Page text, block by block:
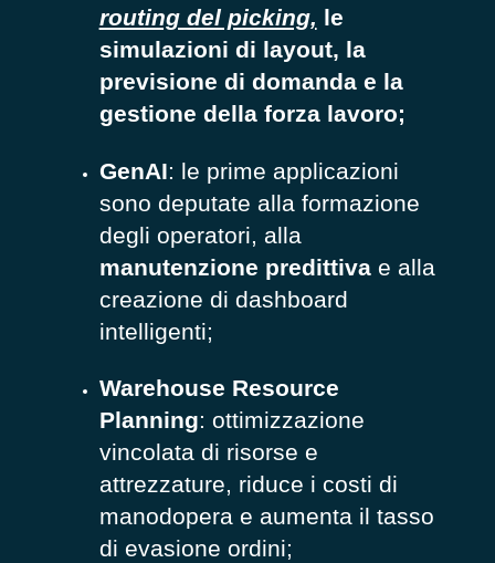
routing del picking, le
simulazioni di layout, la
previsione di domanda e la
gestione della forza lavoro;
GenAI: le prime applicazioni
sono deputate alla formazione
degli operatori, alla
manutenzione predittivae alla
creazione di dashboard
intelligenti;
Warehouse Resource
Planning: ottimizzazione
vincolata di risorse e
attrezzature, riduce i costi di
manodopera e aumenta il tasso
di evasione ordini;